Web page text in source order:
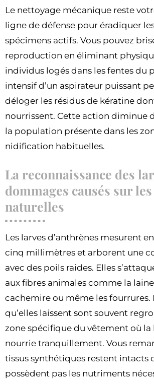
Le nettoyage mécanique reste
ligne de défense pour éradiquer
spécimens actifs. Vous pouvez
reproduction en éliminant
individus logés dans les fentes du
intensif d’un aspirateur puissant
déloger les résidus de kératine
nourrissent. Cette action diminue
la population présente dans les
nidification habituelles.
La reconnaissance des
dommages causés sur
naturelles
Les larves d’anthrènes mesurent
cinq millimètres et arborent une
avec des poils raides. Elles
aux fibres animales comme la
cachemire ou même les fourrures.
qu’elles laissent sont souvent
zone spécifique du vêtement où la
nourrie tranquillement. Vous
tissus synthétiques restent intacts
possèdent pas les nutriments